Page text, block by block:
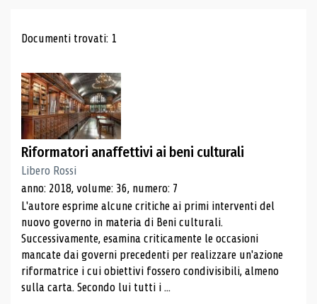
Risultati di ricerca
Documenti trovati: 1
Riformatori anaffettivi ai beni culturali
Libero Rossi
anno: 2018, volume: 36, numero: 7
L'autore esprime alcune critiche ai primi interventi del
nuovo governo in materia di Beni culturali.
Successivamente, esamina criticamente le occasioni
mancate dai governi precedenti per realizzare un'azione
riformatrice i cui obiettivi fossero condivisibili, almeno
sulla carta. Secondo lui tutti i ...